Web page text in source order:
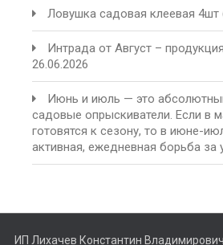
Ловушка садовая клеевая
Интрада от Август –
26.06.2026
Июнь и июль — это
садовые опрыскиватели. Если в
готовятся к сезону, то в июне-
активная, ежедневная борьба за
ИП Лихачев Константин